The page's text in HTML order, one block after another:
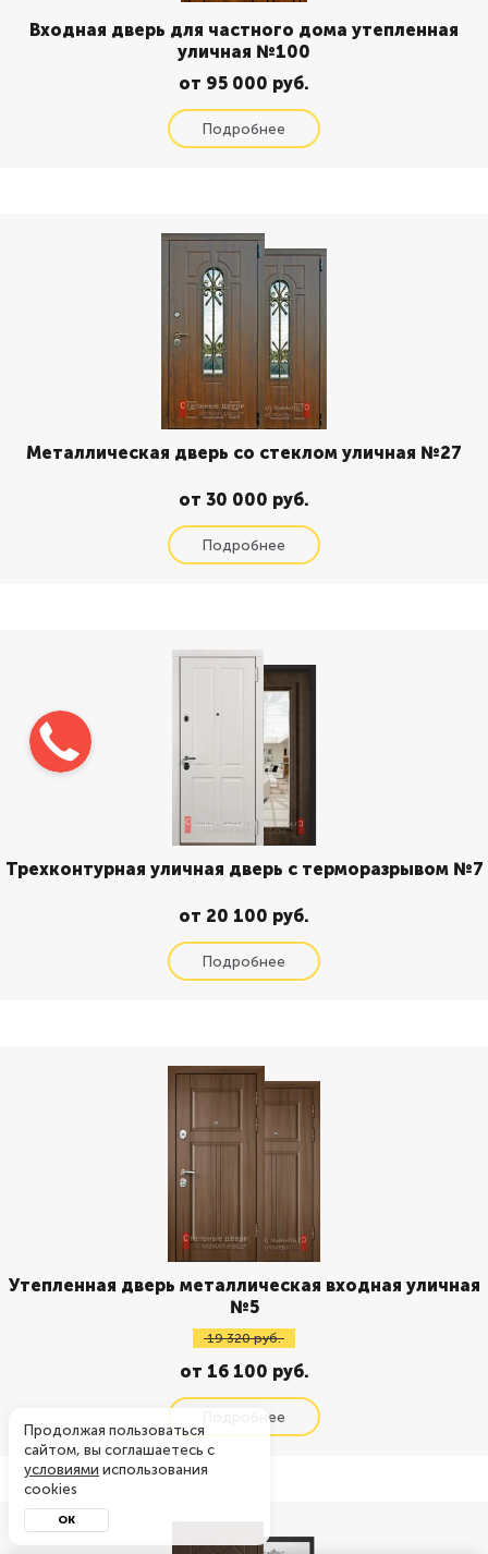
Входная дверь для частного дома утепленная
уличная №100
от 95 000 руб.
Металлическая дверь со стеклом уличная №27
от 30 000 руб.
Трехконтурная уличная дверь с терморазрывом №7
от 20 100 руб.
Утепленная дверь металлическая входная уличная
№5
19 320 руб.
от 16 100 руб.
Продолжая пользоваться
сайтом, вы соглашаетесь с
условиями использования
cookies
ОК